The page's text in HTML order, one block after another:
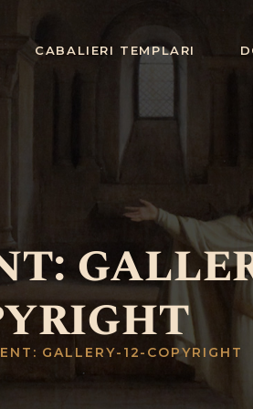
CABALIERI TEMPLARI
GALLERY-12-COPYRIGHT